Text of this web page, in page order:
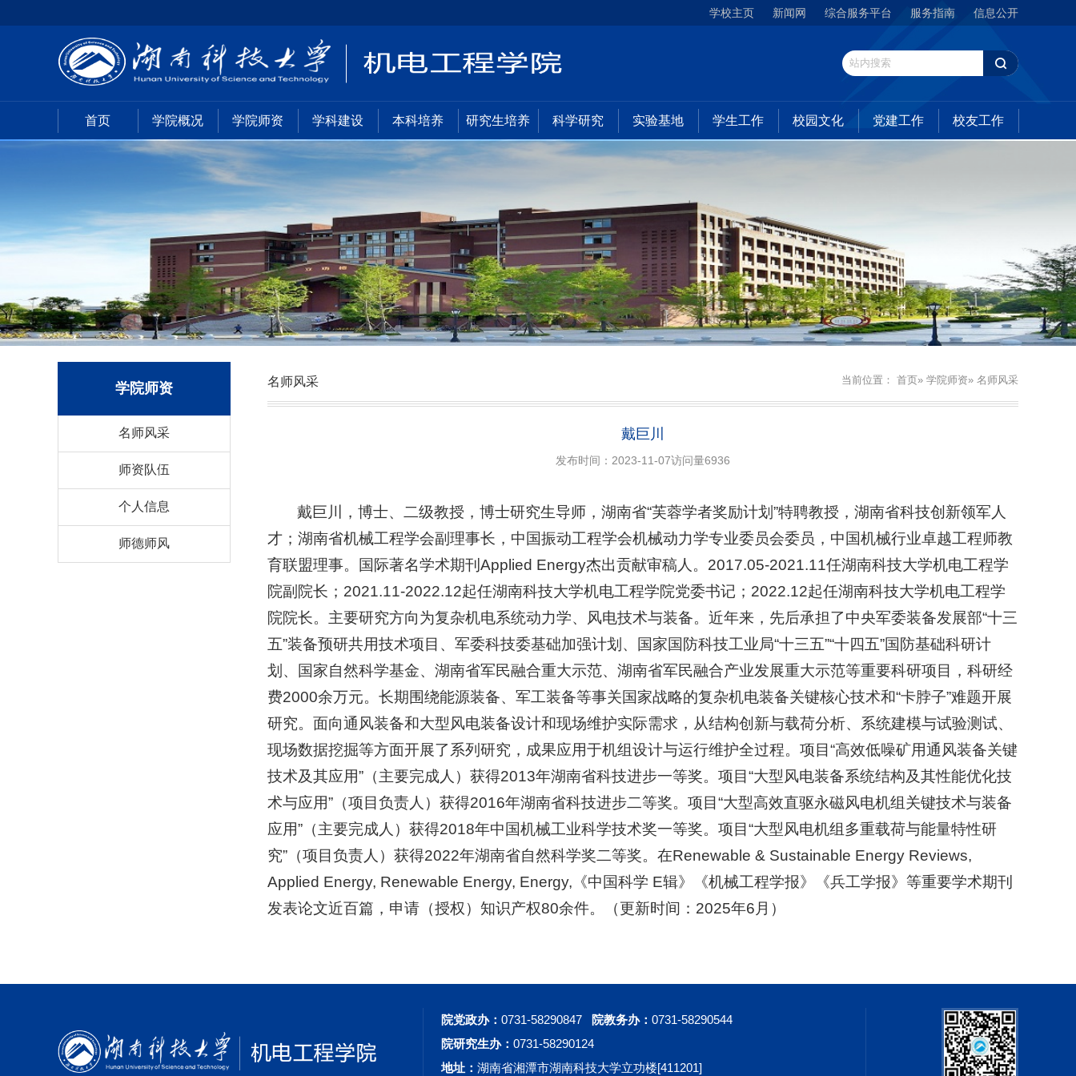
学校主页 新闻网 综合服务平台 服务指南 信息公开
首页 学院概况 学院师资 学科建设 本科培养 研究生培养 科学研究 实验基地 学生工作 校园文化 党建工作 校友工作
学院师资
名师风采
师资队伍
个人信息
师德师风
当前位置： 首页» 学院师资» 名师风采
名师风采
戴巨川
发布时间：2023-11-07访问量6936
戴巨川，博士、二级教授，博士研究生导师，湖南省“芙蓉学者奖励计划”特聘教授，湖南省科技创新领军人
才；湖南省机械工程学会副理事长，中国振动工程学会机械动力学专业委员会委员，中国机械行业卓越工程师教
育联盟理事。国际著名学术期刊Applied Energy杰出贡献审稿人。2017.05-2021.11任湖南科技大学机电工程学
院副院长；2021.11-2022.12起任湖南科技大学机电工程学院党委书记；2022.12起任湖南科技大学机电工程学
院院长。主要研究方向为复杂机电系统动力学、风电技术与装备。近年来，先后承担了中央军委装备发展部“十三
五”装备预研共用技术项目、军委科技委基础加强计划、国家国防科技工业局“十三五”“十四五”国防基础科研计
划、国家自然科学基金、湖南省军民融合重大示范、湖南省军民融合产业发展重大示范等重要科研项目，科研经
费2000余万元。长期围绕能源装备、军工装备等事关国家战略的复杂机电装备关键核心技术和“卡脖子”难题开展
研究。面向通风装备和大型风电装备设计和现场维护实际需求，从结构创新与载荷分析、系统建模与试验测试、
现场数据挖掘等方面开展了系列研究，成果应用于机组设计与运行维护全过程。项目“高效低噪矿用通风装备关键
技术及其应用”（主要完成人）获得2013年湖南省科技进步一等奖。项目“大型风电装备系统结构及其性能优化技
术与应用”（项目负责人）获得2016年湖南省科技进步二等奖。项目“大型高效直驱永磁风电机组关键技术与装备
应用”（主要完成人）获得2018年中国机械工业科学技术奖一等奖。项目“大型风电机组多重载荷与能量特性研
究”（项目负责人）获得2022年湖南省自然科学奖二等奖。在Renewable & Sustainable Energy Reviews,
Applied Energy, Renewable Energy, Energy,《中国科学 E辑》《机械工程学报》《兵工学报》等重要学术期刊
发表论文近百篇，申请（授权）知识产权80余件。（更新时间：2025年6月）
院党政办：0731-58290847 院教务办：0731-58290544
院研究生办：0731-58290124
地址：湖南省湘潭市湖南科技大学立功楼[411201]